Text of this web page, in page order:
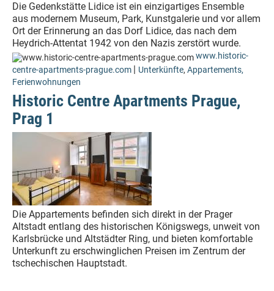
Die Gedenkstätte Lidice ist ein einzigartiges Ensemble
aus modernem Museum, Park, Kunstgalerie und vor allem
Ort der Erinnerung an das Dorf Lidice, das nach dem
Heydrich-Attentat 1942 von den Nazis zerstört wurde.
www.historic-
centre-apartments-prague.com | Unterkünfte, Appartements,
Ferienwohnungen
Historic Centre Apartments Prague,
Prag 1
Die Appartements befinden sich direkt in der Prager
Altstadt entlang des historischen Königswegs, unweit von
Karlsbrücke und Altstädter Ring, und bieten komfortable
Unterkunft zu erschwinglichen Preisen im Zentrum der
tschechischen Hauptstadt.